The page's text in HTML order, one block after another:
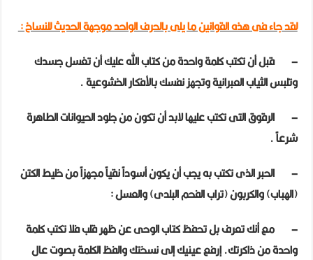
لقد جاء فى هذه القوانين ما يلى بالحرف الواحد موجهة الحديث للنساخ :
–قبل أن تكتب كلمة واحدة من كتاب الله عليك أنتغسل جسدك
وتلبس الثياب العبرانية وتجهز نفسك بالأفكار الخشوعية.
–الرقوق التى تكتب عليها لابد أن تكون من جلود الحيوانات الطاهرة
شرعاً.
–الحبر الذى تكتب به يجب أن يكون أسوداً نقياً مجهزاً من خليط الكتن
(الهباب) والكربون (تراب الفحم البلدى) والعسل:
–مع أنك تعرف بل تحفظ كتاب الوحى عن ظهر قلبفلا تكتب كلمة
واحدة من ذاكرتك. إرفع عينيك إلى نسختك والفظ الكلمة بصوت عال